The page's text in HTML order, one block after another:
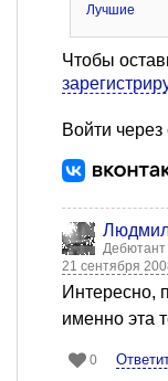
Лучшие
Чтобы
Войти
Дебютант
21 сентября
Интересно,
именно эта
0